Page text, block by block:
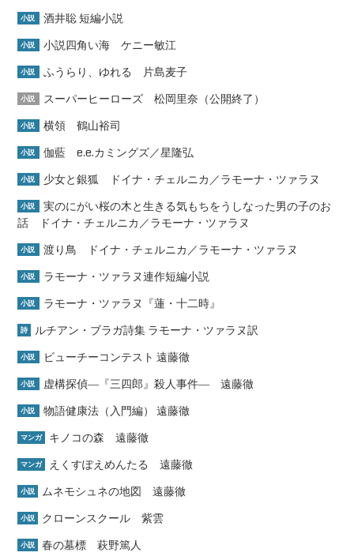
小説 酒井聡 短編小説
小説 小説四角い海 ケニー敏江
小説 ふうらり、ゆれる 片島麦子
小説 スーパーヒーローズ 松岡里奈（公開終了）
小説 横領 鶴山裕司
小説 伽藍 e.e.カミングズ／星隆弘
小説 少女と銀狐 ドイナ・チェルニカ／ラモーナ・ツァラヌ
小説
実のにがい桜の木と生きる気もちをうしなった男の子のお
話 ドイナ・チェルニカ／ラモーナ・ツァラヌ
小説 渡り鳥 ドイナ・チェルニカ／ラモーナ・ツァラヌ
小説 ラモーナ・ツァラヌ連作短編小説
小説 ラモーナ・ツァラヌ『蓮・十二時』
詩 ルチアン・ブラガ詩集 ラモーナ・ツァラヌ訳
小説 ビューチーコンテスト 遠藤徹
小説 虚構探偵―『三四郎』殺人事件― 遠藤徹
小説 物語健康法（入門編） 遠藤徹
マンガ キノコの森 遠藤徹
マンガ えくすぽえめんたる 遠藤徹
小説 ムネモシュネの地図 遠藤徹
小説 クローンスクール 紫雲
小説 春の墓標 萩野篤人